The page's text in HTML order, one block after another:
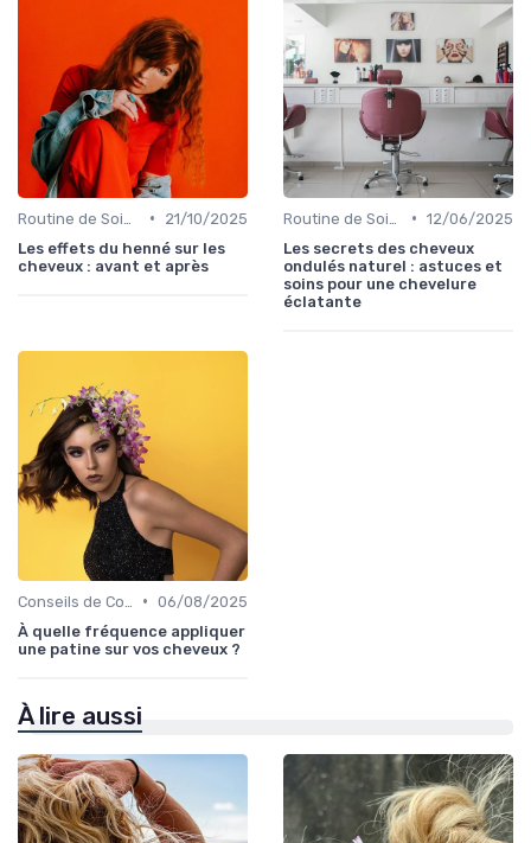
•
21/10/2025
Les effets du henné sur les
cheveux : avant et après
• 12/06/2025
Les secrets des cheveux
ondulés naturel : astuces et
soins pour une chevelure
éclatante
• 06/08/2025
À quelle fréquence appliquer
une patine sur vos cheveux ?
À lire aussi